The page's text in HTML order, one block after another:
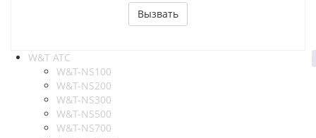
Вызвать
W&T АТС
W&T-NS100
W&T-NS200
W&T-NS300
W&T-NS500
W&T-NS700